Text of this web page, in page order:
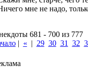
мне не надо,
681 - 700 из 777
| « | 29 30 31 32